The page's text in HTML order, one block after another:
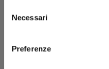
delNecessari
Preferenze